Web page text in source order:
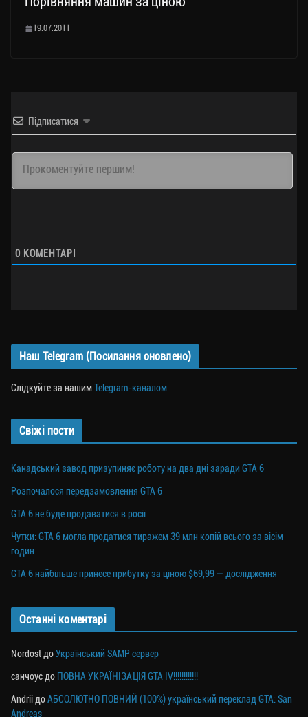
19.07.2011
Підписатися
0 КОМЕНТАРІ
Наш Telegram (Посилання оновлено)
Слідкуйте за нашимTelegram-каналом
Свіжі пости
Канадський завод призупиняє роботу на два дні заради GTA 6
Розпочалося передзамовлення GTA 6
GTA 6 не буде продаватися в росії
Чутки: GTA 6 могла продатися тиражем 39 млн копій всього за вісім
годин
GTA 6 найбільше принесе прибутку за ціною $69,99 — дослідження
Останні коментарі
Nordost доУкраїнський SAMP сервер
санчоус до ПОВНА УКРАЇНІЗАЦІЯ GTA IV!!!!!!!!!!!!
Andrii доАБСОЛЮТНО ПОВНИЙ (100%) український переклад GTA: San
Andreas